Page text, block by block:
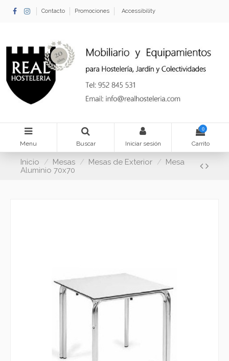
Contacto Promociones Accessibility
Menu Buscar Iniciar sesión
0
Carrito
Inicio Mesas Mesas de Exterior
Mesa
Aluminio 70x70